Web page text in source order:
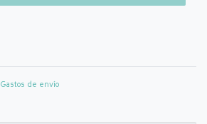
Gastos de envío